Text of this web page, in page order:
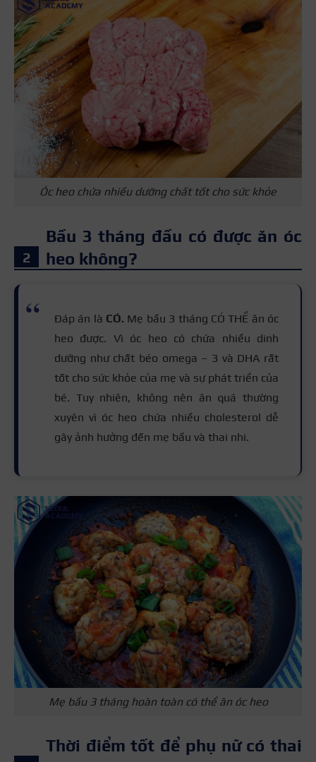
Óc heo chứa nhiều dưỡng chất tốt cho sức khỏe
Bầu 3 tháng đầu có được ăn óc
heo không?
Đáp án là CÓ. Mẹ bầu 3 tháng CÓ THỂ ăn óc
heo được. Vì óc heo có chứa nhiều dinh
dưỡng như chất béo omega – 3 và DHA rất
tốt cho sức khỏe của mẹ và sự phát triển của
bé. Tuy nhiên, không nên ăn quá thường
xuyên vì óc heo chứa nhiều cholesterol dễ
gây ảnh hưởng đến mẹ bầu và thai nhi.
Mẹ bầu 3 tháng hoàn toàn có thể ăn óc heo
Thời điểm tốt để phụ nữ có thai